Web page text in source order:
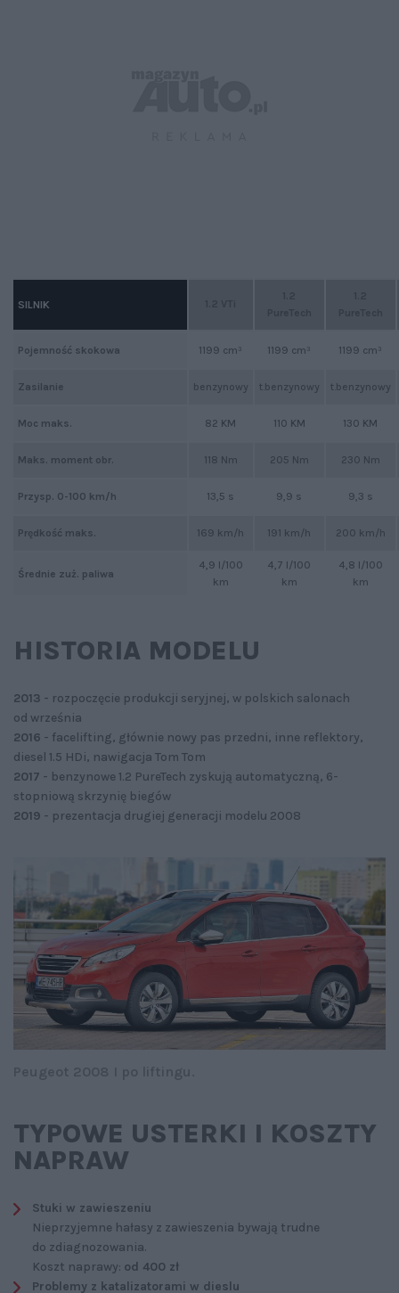
1199 cm³ 1199 cm³ 1199 cm³
benzynowy t.benzynowy t.benzynowy
82 KM 110 KM 130 KM
118 Nm 205 Nm 230 Nm
13,5 s 9,9 s 9,3 s
169 km/h 191 km/h 200 km/h
4,9 l/100
km
4,7 l/100
km
4,8 l/100
km
SILNIK
Pojemność skokowa
Zasilanie
Moc maks.
Maks. moment obr.
Przysp. 0-100 km/h
Prędkość maks.
Średnie zuż. paliwa
HISTORIA MODELU
2013 - rozpoczęcie produkcji seryjnej, w polskich salonach
od września
2016 - facelifting, głównie nowy pas przedni, inne reflektory,
diesel 1.5 HDi, nawigacja Tom Tom
2017 - benzynowe 1.2 PureTech zyskują automatyczną, 6-
stopniową skrzynię biegów
2019 - prezentacja drugiej generacji modelu 2008
TYPOWE USTERKI I KOSZTY
NAPRAW
Stuki w zawieszeniu
Nieprzyjemne hałasy z zawieszenia bywają trudne
do zdiagnozowania.
Koszt naprawy: od 400 zł
Problemy z katalizatorami w dieslu